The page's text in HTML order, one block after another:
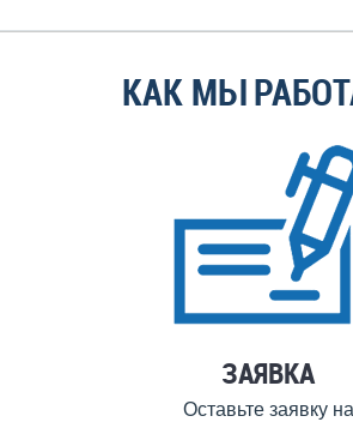
КАК МЫ
ЗАЯВКА
Оставьте заявку на